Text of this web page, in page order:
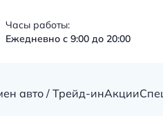
Часы работы:
Ежедневно с 9:00 до 20:00
авто / Трейд-инАкции